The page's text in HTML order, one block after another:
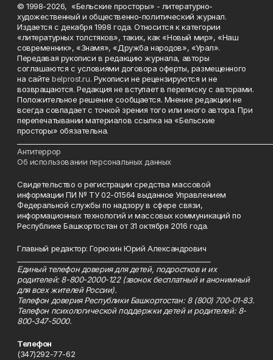
© 1998-2026, «Бельские просторы» - литературно-
художественный и общественно-политический журнал.
Издается с декабря 1998 года. Относится к категории
«литературных толстяков», таких, как «Новый мир», «Наш
современник», «Знамя», «Дружба народов», «Урал».
Передавая рукописи в редакцию журнала, авторы
соглашаются с условиями договора оферты, размещенного
на сайтеbelprost.ru. Рукописи не рецензируются и не
возвращаются. Редакция не вступает в переписку с авторами.
Положительное решение сообщается. Мнение редакции не
всегда совпадает с точкой зрения того или иного автора. При
перепечатывании материалов ссылка на «Бельские
просторы» обязательна.
Антитеррор
Об использовании персональных данных
Свидетельство о регистрации средства массовой
информации ПИ № ТУ 02-01564 выданное Управлением
Федеральной службы по надзору в сфере связи,
информационных технологий и массовых коммуникаций по
Республике Башкортостан от 31 октября 2016 года.
Главный редактор: Горюхин Юрий Александрович
Единый телефон доверия для детей, подростков и их
родителей: 8-800-2000-122 (звонок бесплатный и анонимный
для всех жителей России).
Телефон доверия Республики Башкортостан: 8 (800) 700-01-83.
Телефон психологической поддержки детей и родителей: 8-
800-347-5000.
Телефон
(347)292-77-62